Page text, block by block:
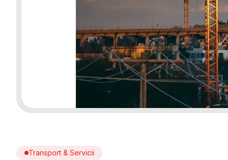
Transport & Servicii